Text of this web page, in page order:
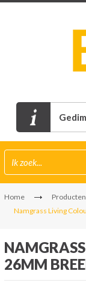
Home Producten
Namgrass Living
26MM